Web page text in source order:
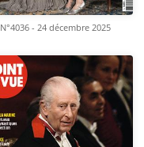
N°4036 - 24 décembre 2025